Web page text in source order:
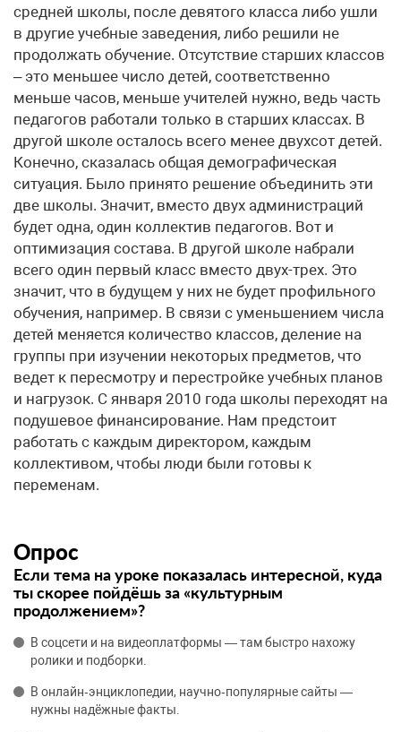
средней школы, после девятого класса либо ушли
в другие учебные заведения, либо решили не
продолжать обучение. Отсутствие старших классов
– это меньшее число детей, соответственно
меньше часов, меньше учителей нужно, ведь часть
педагогов работали только в старших классах. В
другой школе осталось всего менее двухсот детей.
Конечно, сказалась общая демографическая
ситуация. Было принято решение объединить эти
две школы. Значит, вместо двух администраций
будет одна, один коллектив педагогов. Вот и
оптимизация состава. В другой школе набрали
всего один первый класс вместо двух-трех. Это
значит, что в будущем у них не будет профильного
обучения, например. В связи с уменьшением числа
детей меняется количество классов, деление на
группы при изучении некоторых предметов, что
ведет к пересмотру и перестройке учебных планов
и нагрузок. С января 2010 года школы переходят на
подушевое финансирование. Нам предстоит
работать с каждым директором, каждым
коллективом, чтобы люди были готовы к
переменам.
Опрос
Если тема на уроке показалась интересной, куда
ты скорее пойдёшь за «культурным
продолжением»?
В соцсети и на видеоплатформы — там быстро нахожу
ролики и подборки.
В онлайн‑энциклопедии, научно‑популярные сайты —
нужны надёжные факты.